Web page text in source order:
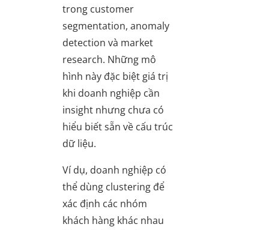
trong customer
segmentation, anomaly
detection và market
research. Những mô
hình này đặc biệt giá trị
khi doanh nghiệp cần
insight nhưng chưa có
hiểu biết sẵn về cấu trúc
dữ liệu.
Ví dụ, doanh nghiệp có
thể dùng clustering để
xác định các nhóm
khách hàng khác nhau